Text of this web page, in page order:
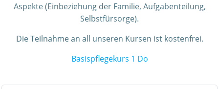
Aspekte (Einbeziehung der Familie, Aufgabenteilung,
Selbstfürsorge).
Die Teilnahme an all unseren Kursen ist kostenfrei.
Basispflegekurs 1 Do